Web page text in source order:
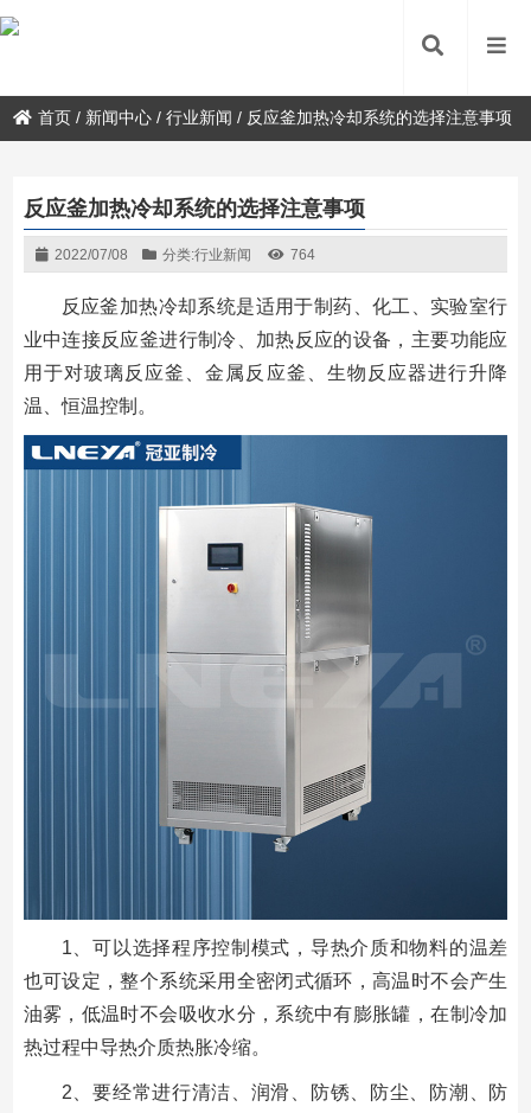
首页 / 新闻中心 /行业新闻 / 反应釜加热冷却系统的选择注意事项
反应釜加热冷却系统的选择注意事项
2022/07/08 分类:行业新闻 764
反应釜加热冷却系统是适用于制药、化工、实验室行
业中连接反应釜进行制冷、加热反应的设备，主要功能应
用于对玻璃反应釜、金属反应釜、生物反应器进行升降
温、恒温控制。
1、可以选择程序控制模式，导热介质和物料的温差
也可设定，整个系统采用全密闭式循环，高温时不会产生
油雾，低温时不会吸收水分，系统中有膨胀罐，在制冷加
热过程中导热介质热胀冷缩。
2、要经常进行清洁、润滑、防锈、防尘、防潮、防